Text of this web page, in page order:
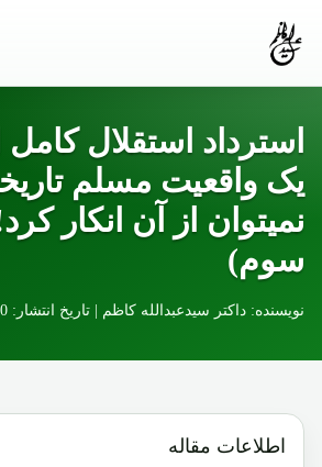
استرداد استقلال کامل
یک واقعیت مسلم
نمیتوان از آن انکار
سوم)
نویسنده: داکتر سیدعبدالله کاظم | تاریخ انتشار: 10 سپتمبر 2019
اطلاعات مقاله